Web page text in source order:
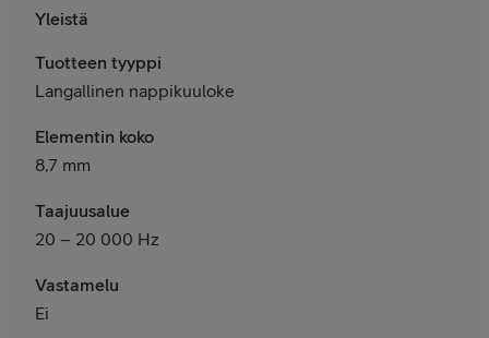
Yleistä
Tuotteen tyyppi
Langallinen nappikuuloke
Elementin koko
8,7 mm
Taajuusalue
20 – 20 000 Hz
Vastamelu
Ei